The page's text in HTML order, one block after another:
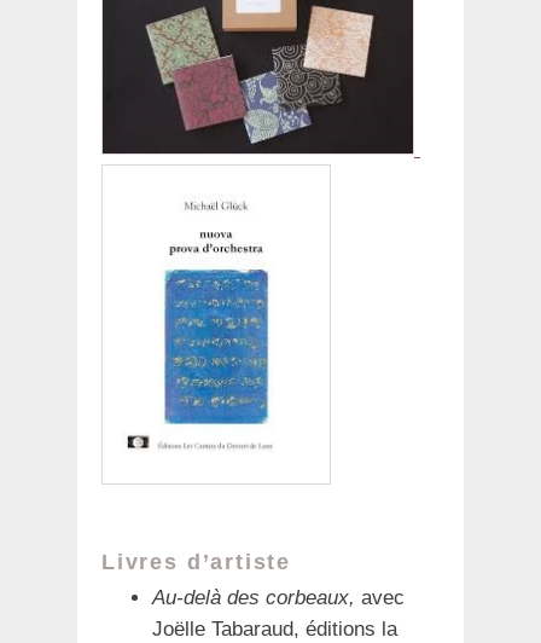
Livres d’artiste
Au-delà des corbeaux, avec
Joëlle Tabaraud, éditions la